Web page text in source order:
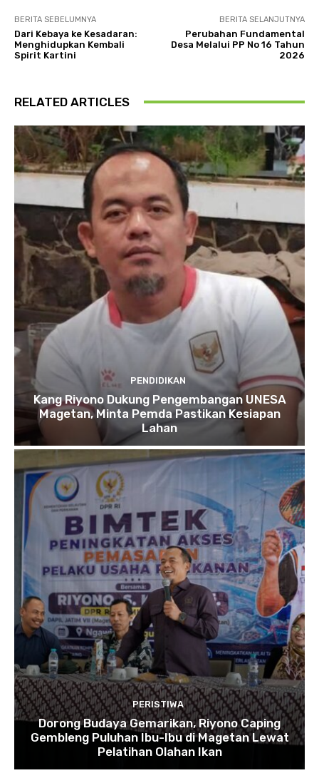
BERITA SEBELUMNYA
Dari Kebaya ke Kesadaran:
Menghidupkan Kembali
Spirit Kartini
BERITA SELANJUTNYA
Perubahan Fundamental
Desa Melalui PP No 16 Tahun
2026
RELATED ARTICLES
PENDIDIKAN
Kang Riyono Dukung Pengembangan UNESA
Magetan, Minta Pemda Pastikan Kesiapan
Lahan
PERISTIWA
Dorong Budaya Gemarikan, Riyono Caping
Gembleng Puluhan Ibu-Ibu di Magetan Lewat
Pelatihan Olahan Ikan